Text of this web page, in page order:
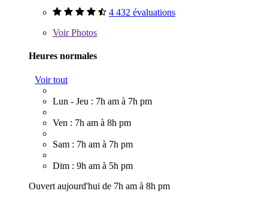
4 432 évaluations
VoirPhotos
Heures normales
Voir tout
Lun - Jeu : 7h am à 7h pm
Ven : 7h am à 8h pm
Sam : 7h am à 7h pm
Dim : 9h am à 5h pm
Ouvert aujourd'hui de 7h am à 8h pm